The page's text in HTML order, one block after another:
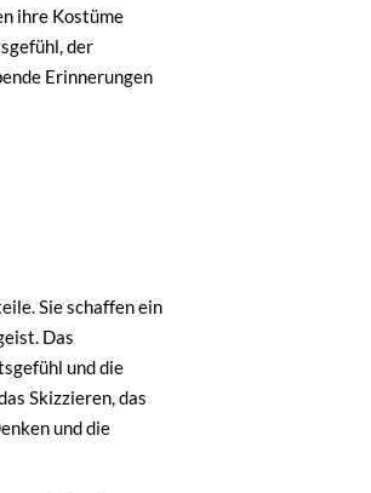
ihre Kostüme
der
Erinnerungen
Sie schaffen ein
Das
und die
Skizzieren, das
und die